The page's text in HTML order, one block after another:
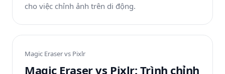
cho việc chỉnh ảnh trên di động.
Magic Eraser vs Pixlr
Magic Eraser vs Pixlr: Trình chỉnh